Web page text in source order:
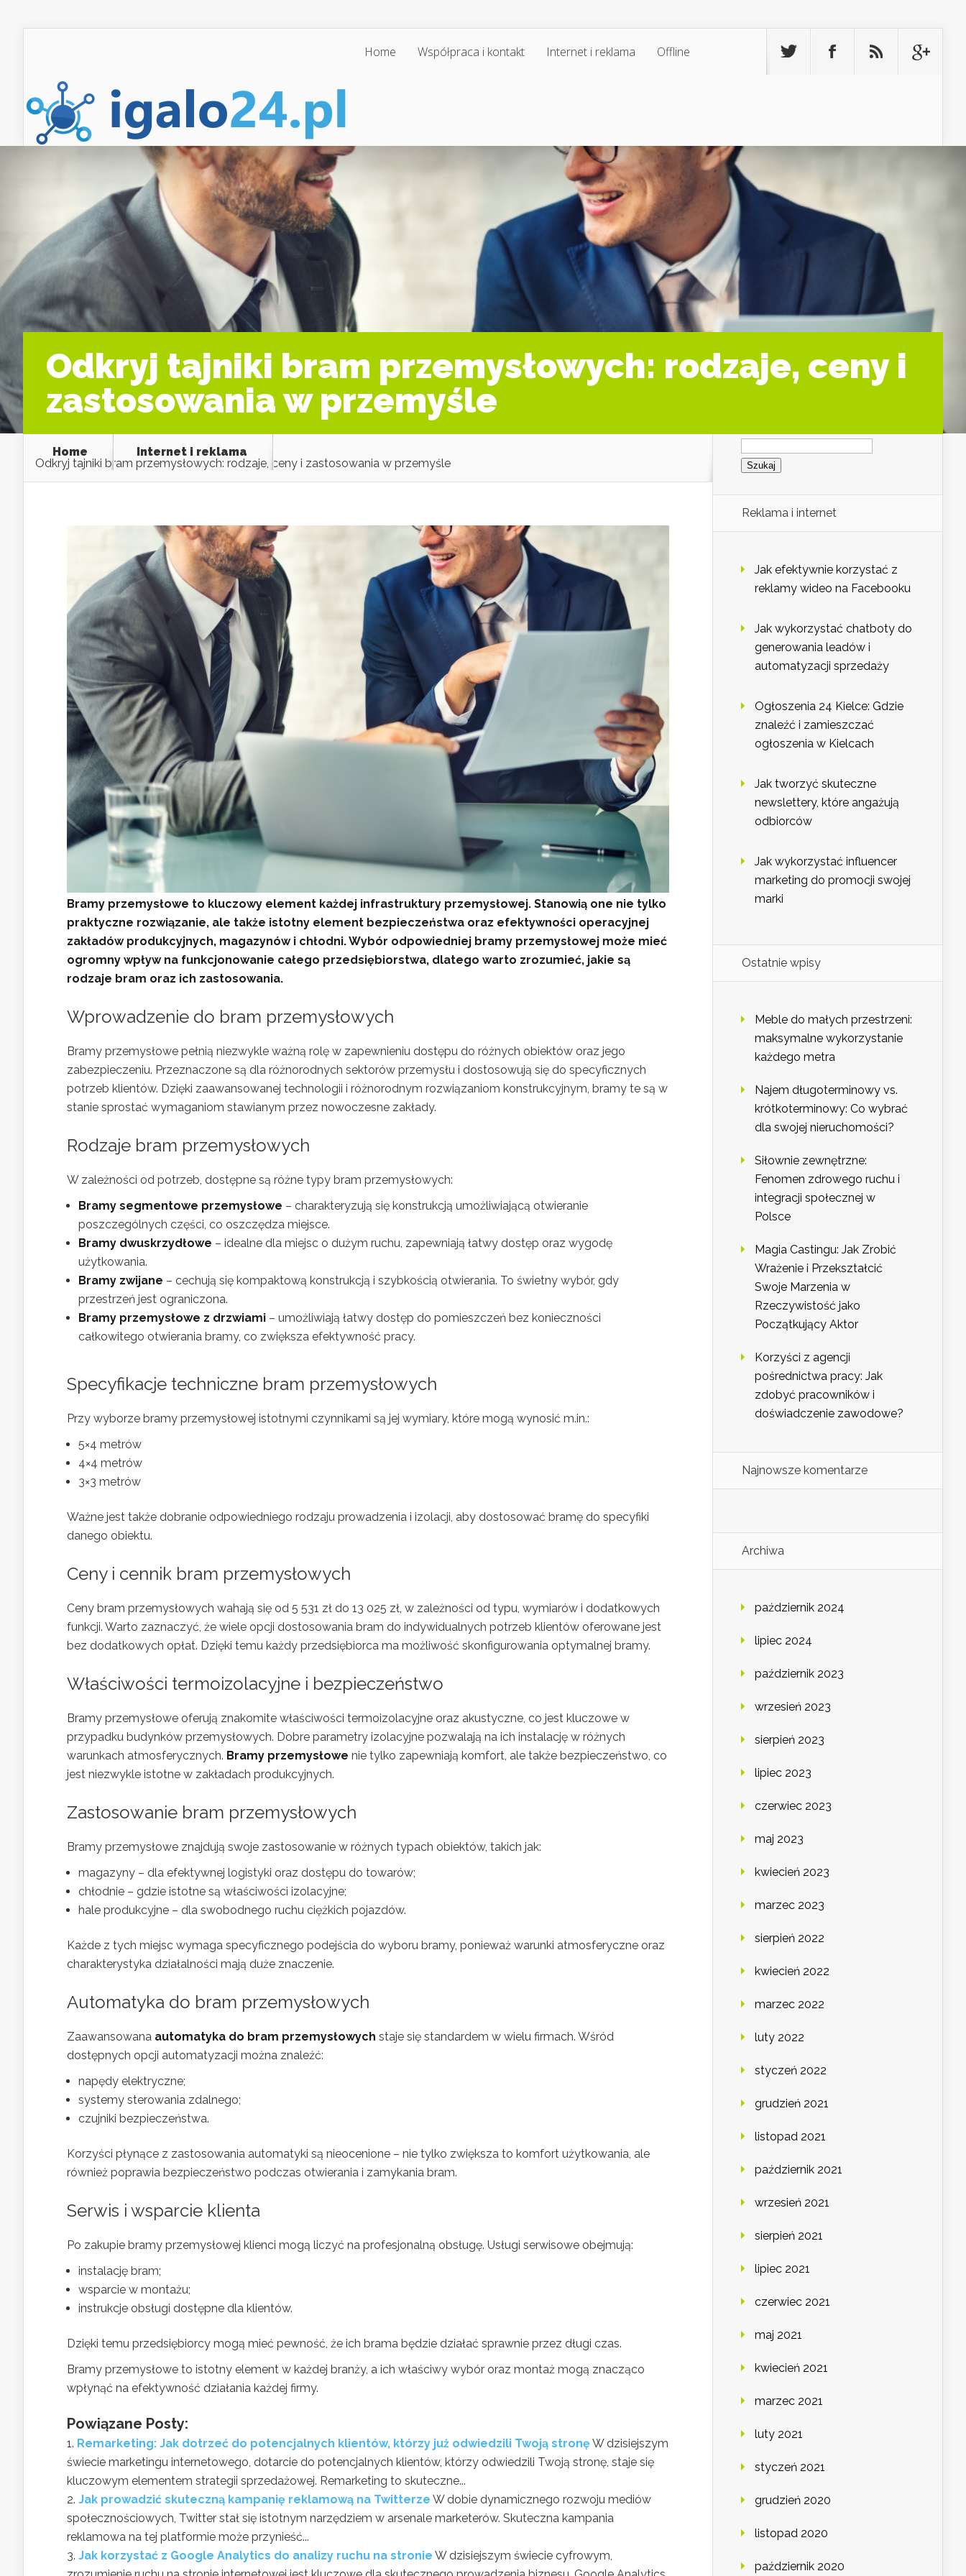
Home Współpraca i kontakt Internet i reklama Offline
Odkryj tajniki bram przemysłowych: rodzaje, ceny i
zastosowania w przemyśle
Home
Internet i reklama
Odkryj tajniki bram przemysłowych: rodzaje, ceny i zastosowania w przemyśle
Bramy przemysłowe to kluczowy element każdej infrastruktury przemysłowej. Stanowią one nie tylko
praktyczne rozwiązanie, ale także istotny element bezpieczeństwa oraz efektywności operacyjnej
zakładów produkcyjnych, magazynów i chłodni. Wybór odpowiedniej bramy przemysłowej może mieć
ogromny wpływ na funkcjonowanie całego przedsiębiorstwa, dlatego warto zrozumieć, jakie są
rodzaje bram oraz ich zastosowania.
Wprowadzenie do bram przemysłowych
Bramy przemysłowe pełnią niezwykle ważną rolę w zapewnieniu dostępu do różnych obiektów oraz jego
zabezpieczeniu. Przeznaczone są dla różnorodnych sektorów przemysłu i dostosowują się do specyficznych
potrzeb klientów. Dzięki zaawansowanej technologii i różnorodnym rozwiązaniom konstrukcyjnym, bramy te są w
stanie sprostać wymaganiom stawianym przez nowoczesne zakłady.
Rodzaje bram przemysłowych
W zależności od potrzeb, dostępne są różne typy bram przemysłowych:
Bramy segmentowe przemysłowe – charakteryzują się konstrukcją umożliwiającą otwieranie
poszczególnych części, co oszczędza miejsce.
Bramy dwuskrzydłowe – idealne dla miejsc o dużym ruchu, zapewniają łatwy dostęp oraz wygodę
użytkowania.
Bramy zwijane – cechują się kompaktową konstrukcją i szybkością otwierania. To świetny wybór, gdy
przestrzeń jest ograniczona.
Bramy przemysłowe z drzwiami – umożliwiają łatwy dostęp do pomieszczeń bez konieczności
całkowitego otwierania bramy, co zwiększa efektywność pracy.
Specyfikacje techniczne bram przemysłowych
Przy wyborze bramy przemysłowej istotnymi czynnikami są jej wymiary, które mogą wynosić m.in.:
5×4 metrów
4×4 metrów
3×3 metrów
Ważne jest także dobranie odpowiedniego rodzaju prowadzenia i izolacji, aby dostosować bramę do specyfiki
danego obiektu.
Ceny i cennik bram przemysłowych
Ceny bram przemysłowych wahają się od 5 531 zł do 13 025 zł, w zależności od typu, wymiarów i dodatkowych
funkcji. Warto zaznaczyć, że wiele opcji dostosowania bram do indywidualnych potrzeb klientów oferowane jest
bez dodatkowych opłat. Dzięki temu każdy przedsiębiorca ma możliwość skonfigurowania optymalnej bramy.
Właściwości termoizolacyjne i bezpieczeństwo
Bramy przemysłowe oferują znakomite właściwości termoizolacyjne oraz akustyczne, co jest kluczowe w
przypadku budynków przemysłowych. Dobre parametry izolacyjne pozwalają na ich instalację w różnych
warunkach atmosferycznych. Bramy przemysłowe nie tylko zapewniają komfort, ale także bezpieczeństwo, co
jest niezwykle istotne w zakładach produkcyjnych.
Zastosowanie bram przemysłowych
Bramy przemysłowe znajdują swoje zastosowanie w różnych typach obiektów, takich jak:
magazyny – dla efektywnej logistyki oraz dostępu do towarów;
chłodnie – gdzie istotne są właściwości izolacyjne;
hale produkcyjne – dla swobodnego ruchu ciężkich pojazdów.
Każde z tych miejsc wymaga specyficznego podejścia do wyboru bramy, ponieważ warunki atmosferyczne oraz
charakterystyka działalności mają duże znaczenie.
Automatyka do bram przemysłowych
Zaawansowana automatyka do bram przemysłowych staje się standardem w wielu firmach. Wśród
dostępnych opcji automatyzacji można znaleźć:
napędy elektryczne;
systemy sterowania zdalnego;
czujniki bezpieczeństwa.
Korzyści płynące z zastosowania automatyki są nieocenione – nie tylko zwiększa to komfort użytkowania, ale
również poprawia bezpieczeństwo podczas otwierania i zamykania bram.
Serwis i wsparcie klienta
Po zakupie bramy przemysłowej klienci mogą liczyć na profesjonalną obsługę. Usługi serwisowe obejmują:
instalację bram;
wsparcie w montażu;
instrukcje obsługi dostępne dla klientów.
Dzięki temu przedsiębiorcy mogą mieć pewność, że ich brama będzie działać sprawnie przez długi czas.
Bramy przemysłowe to istotny element w każdej branży, a ich właściwy wybór oraz montaż mogą znacząco
wpłynąć na efektywność działania każdej firmy.
Powiązane Posty:
Remarketing: Jak dotrzeć do potencjalnych klientów, którzy już odwiedzili Twoją stronęW dzisiejszym
świecie marketingu internetowego, dotarcie do potencjalnych klientów, którzy odwiedzili Twoją stronę, staje się
kluczowym elementem strategii sprzedażowej. Remarketing to skuteczne...
Jak prowadzić skuteczną kampanię reklamową na Twitterze W dobie dynamicznego rozwoju mediów
społecznościowych, Twitter stał się istotnym narzędziem w arsenale marketerów. Skuteczna kampania
reklamowa na tej platformie może przynieść...
Jak korzystać z Google Analytics do analizy ruchu na stronie W dzisiejszym świecie cyfrowym,
Szukaj:
Reklama i internet
Jak efektywnie korzystać z
reklamy wideo na Facebooku
Jak wykorzystać chatboty do
generowania leadów i
automatyzacji sprzedaży
Ogłoszenia 24 Kielce: Gdzie
znaleźć i zamieszczać
ogłoszenia w Kielcach
Jak tworzyć skuteczne
newslettery, które angażują
odbiorców
Jak wykorzystać influencer
marketing do promocji swojej
marki
Ostatnie wpisy
Meble do małych przestrzeni:
maksymalne wykorzystanie
każdego metra
Najem długoterminowy vs.
krótkoterminowy: Co wybrać
dla swojej nieruchomości?
Siłownie zewnętrzne:
Fenomen zdrowego ruchu i
integracji społecznej w
Polsce
Magia Castingu: Jak Zrobić
Wrażenie i Przekształcić
Swoje Marzenia w
Rzeczywistość jako
Początkujący Aktor
Korzyści z agencji
pośrednictwa pracy: Jak
zdobyć pracowników i
doświadczenie zawodowe?
Najnowsze komentarze
Archiwa
październik 2024
lipiec 2024
październik 2023
wrzesień 2023
sierpień 2023
lipiec 2023
czerwiec 2023
maj 2023
kwiecień 2023
marzec 2023
sierpień 2022
kwiecień 2022
marzec 2022
luty 2022
styczeń 2022
grudzień 2021
listopad 2021
październik 2021
wrzesień 2021
sierpień 2021
lipiec 2021
czerwiec 2021
maj 2021
kwiecień 2021
marzec 2021
luty 2021
styczeń 2021
grudzień 2020
listopad 2020
październik 2020